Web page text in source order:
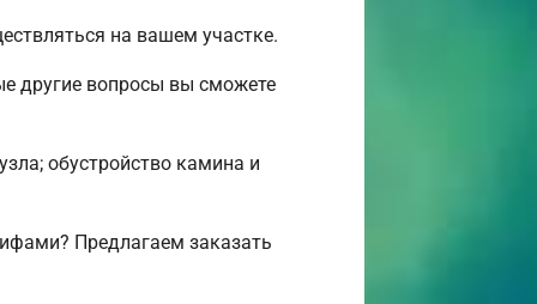
на вашем участке.
другие вопросы вы сможете
обустройство камина и
Предлагаем заказать